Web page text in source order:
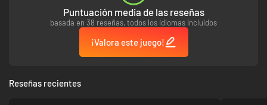
Puntuación media de las reseñas
basada en 38 reseñas, todos los idiomas incluidos
¡Valora este juego!
Reseñas recientes